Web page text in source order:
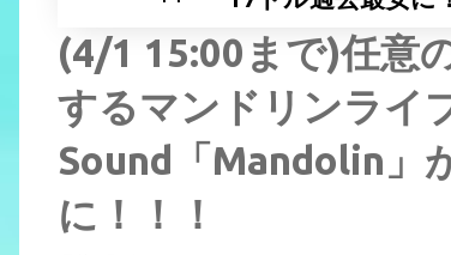
(4/1 15:00まで)任意
するマンドリンライ
Sound「Mandolin」
に！！！